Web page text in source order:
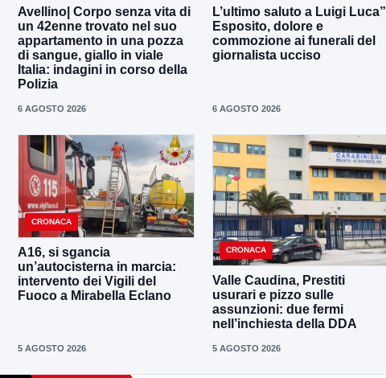
Avellino| Corpo senza vita di
un 42enne trovato nel suo
appartamento in una pozza
di sangue, giallo in viale
Italia: indagini in corso della
Polizia
6 AGOSTO 2026
L’ultimo saluto a Luigi Luca”
Esposito, dolore e
commozione ai funerali del
giornalista ucciso
6 AGOSTO 2026
CRONACA
A16, si sgancia
un’autocisterna in marcia:
intervento dei Vigili del
Fuoco a Mirabella Eclano
5 AGOSTO 2026
CRONACA
Valle Caudina, Prestiti
usurari e pizzo sulle
assunzioni: due fermi
nell’inchiesta della DDA
5 AGOSTO 2026